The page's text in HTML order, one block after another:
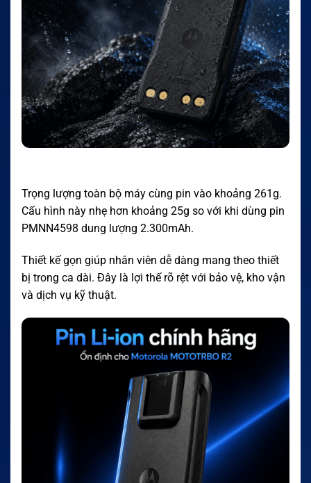
Trọng lượng toàn bộ máy cùng pin vào khoảng 261g.
Cấu hình này nhẹ hơn khoảng 25g so với khi dùng pin
PMNN4598 dung lượng 2.300mAh.
Thiết kế gọn giúp nhân viên dễ dàng mang theo thiết
bị trong ca dài. Đây là lợi thế rõ rệt với bảo vệ, kho vận
và dịch vụ kỹ thuật.